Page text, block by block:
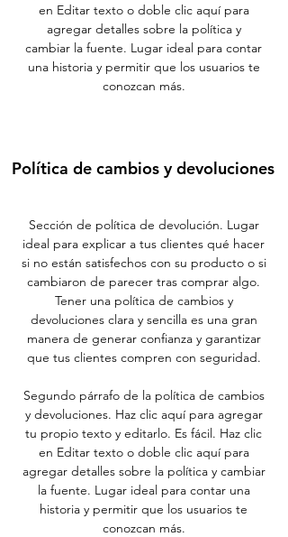
en Editar texto o doble clic aquí para
agregar detalles sobre la política y
cambiar la fuente. Lugar ideal para contar
una historia y permitir que los usuarios te
conozcan más.
Política de cambios y devoluciones
Sección de política de devolución. Lugar
ideal para explicar a tus clientes qué hacer
si no están satisfechos con su producto o si
cambiaron de parecer tras comprar algo.
Tener una política de cambios y
devoluciones clara y sencilla es una gran
manera de generar confianza y garantizar
que tus clientes compren con seguridad.
Segundo párrafo de la política de cambios
y devoluciones. Haz clic aquí para agregar
tu propio texto y editarlo. Es fácil. Haz clic
en Editar texto o doble clic aquí para
agregar detalles sobre la política y cambiar
la fuente. Lugar ideal para contar una
historia y permitir que los usuarios te
conozcan más.